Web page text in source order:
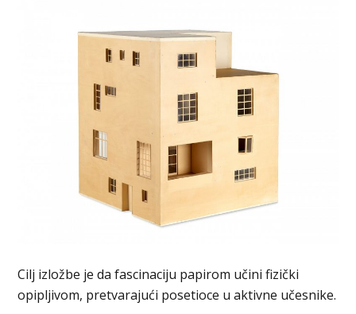
Cilj izložbe je da fascinaciju papirom učini fizički
opipljivom, pretvarajući posetioce u aktivne učesnike.